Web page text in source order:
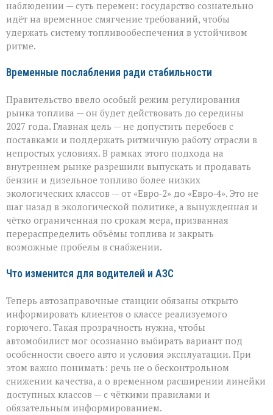
стандарты
наблюдении — суть перемен: государство сознательно
идёт на временное смягчение требований, чтобы
удержать систему топливообеспечения в устойчивом
ритме.
Временные послабления ради стабильности
Правительство ввело особый режим регулирования
рынка топлива — он будет действовать до середины
2027 года. Главная цель — не допустить перебоев с
поставками и поддержать ритмичную работу отрасли в
непростых условиях. В рамках этого подхода на
внутреннем рынке разрешили выпускать и продавать
бензин и дизельное топливо более низких
экологических классов — от «Евро‑2» до «Евро‑4». Это не
шаг назад в экологической политике, а вынужденная и
чётко ограниченная по срокам мера, призванная
перераспределить объёмы топлива и закрыть
возможные пробелы в снабжении.
Что изменится для водителей и АЗС
Теперь автозаправочные станции обязаны открыто
информировать клиентов о классе реализуемого
горючего. Такая прозрачность нужна, чтобы
автомобилист мог осознанно выбирать вариант под
особенности своего авто и условия эксплуатации. При
этом важно понимать: речь не о бесконтрольном
снижении качества, а о временном расширении линейки
доступных классов — с чёткими правилами и
обязательным информированием.